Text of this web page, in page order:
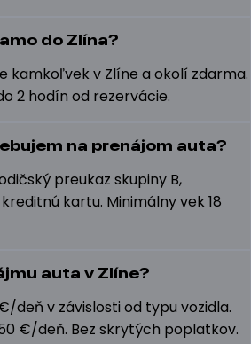
do Zlína?
kamkoľvek v Zlíne a okolí zdarma.
2 hodín od rezervácie.
na prenájom auta?
preukaz skupiny B,
kartu. Minimálny vek 18
auta v Zlíne?
deň v závislosti od typu vozidla.
€/deň. Bez skrytých poplatkov.